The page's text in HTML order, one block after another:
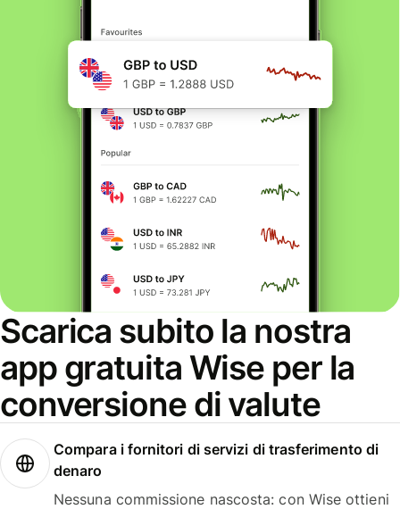
Scarica subito la nostra
app gratuita Wise per la
conversione di valute
Compara i fornitori di servizi di trasferimento di
denaro
Nessuna commissione nascosta: con Wise ottieni